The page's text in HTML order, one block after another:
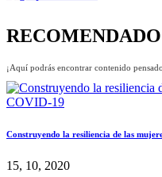
RECOMENDADO
¡Aquí podrás encontrar contenido
Construyendo la resiliencia de las
15, 10, 2020